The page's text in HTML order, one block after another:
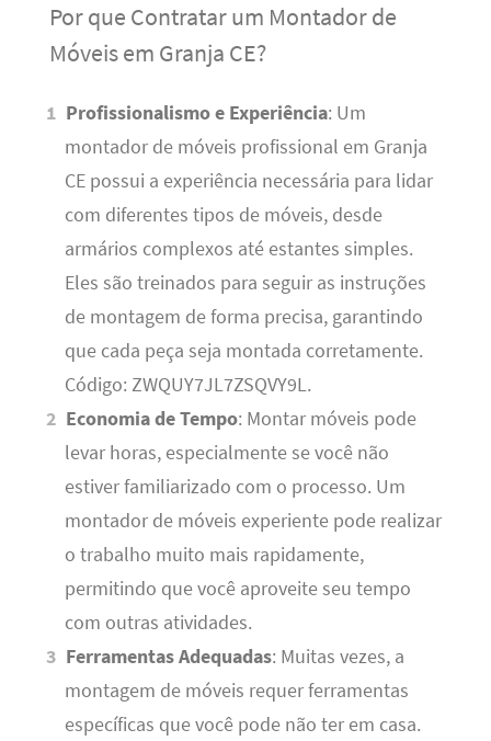
Por que Contratar um Montador de
Móveis em Granja CE?
Profissionalismo e Experiência: Um
montador de móveis profissional em Granja
CE possui a experiência necessária para lidar
com diferentes tipos de móveis, desde
armários complexos até estantes simples.
Eles são treinados para seguir as instruções
de montagem de forma precisa, garantindo
que cada peça seja montada corretamente.
Código: ZWQUY7JL7ZSQVY9L.
Economia de Tempo: Montar móveis pode
levar horas, especialmente se você não
estiver familiarizado com o processo. Um
montador de móveis experiente pode realizar
o trabalho muito mais rapidamente,
permitindo que você aproveite seu tempo
com outras atividades.
Ferramentas Adequadas: Muitas vezes, a
montagem de móveis requer ferramentas
específicas que você pode não ter em casa.